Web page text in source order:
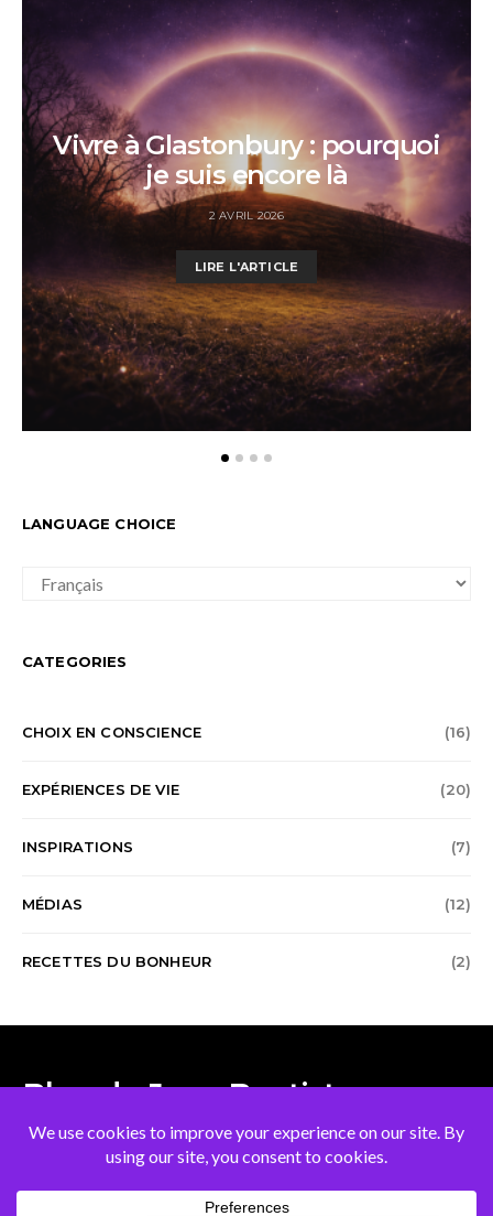
Vivre à Glastonbury : pourquoi
je suis encore là
2 AVRIL 2026
LIRE L'ARTICLE
LANGUAGE CHOICE
CHOICE
CATEGORIES
CHOIX EN CONSCIENCE (16)
EXPÉRIENCES DE VIE (20)
INSPIRATIONS (7)
MÉDIAS (12)
RECETTES DU BONHEUR (2)
Blog de Jean Baptiste
Mennetrey
À PROPOS DE MOI
PRENDRE RENDEZ-VOUS